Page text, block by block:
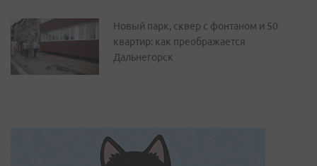
Новый парк, сквер с фонтаном и 50
квартир: как преображается
Дальнегорск